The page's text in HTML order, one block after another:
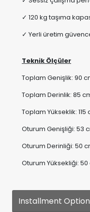
✓ 120 kg taşıma
✓ Yerli üretim
Teknik Ölçüler
Toplam Genişlik: 90
Toplam Derinlik: 85
Toplam Yükseklik: 115
Oturum Genişliği: 53
Oturum Derinliği: 50
Oturum Yüksekliği: 50
Installment